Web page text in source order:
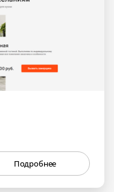
Подробнее